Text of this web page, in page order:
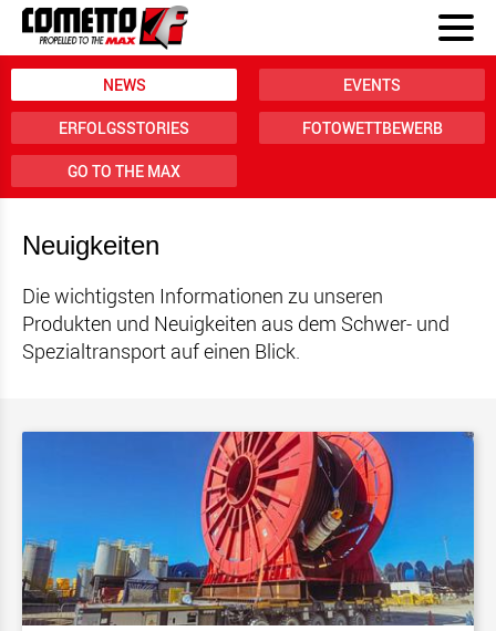
NEWS EVENTS
ERFOLGSSTORIES FOTOWETTBEWERB
GO TO THE MAX
Neuigkeiten
Die wichtigsten Informationen zu unseren
Produkten und Neuigkeiten aus dem Schwer- und
Spezialtransport auf einen Blick.